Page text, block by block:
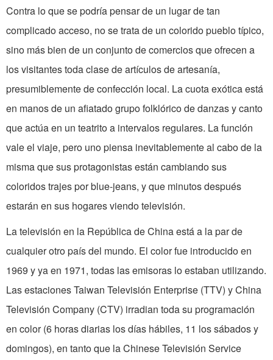
Contra lo que se podría pensar de un lugar de tan
complicado acceso, no se trata de un colorido pueblo típico,
sino más bien de un conjunto de comercios que ofrecen a
los visitantes toda clase de artículos de artesanía,
presumiblemente de confección local. La cuota exótica está
en manos de un afiatado grupo folklórico de danzas y canto
que actúa en un teatrito a intervalos regulares. La función
vale el viaje, pero uno piensa inevitablemente al cabo de la
misma que sus protagonistas están cambiando sus
coloridos trajes por blue-jeans, y que minutos después
estarán en sus hogares viendo televisión.
La televisión en la República de China está a la par de
cualquier otro país del mundo. El color fue introducido en
1969 y ya en 1971, todas las emisoras lo estaban utilizando.
Las estaciones Taiwan Televisión Enterprise (TTV) y China
Televisión Company (CTV) irradian toda su programación
en color (6 horas diarias los días hábiles, 11 los sábados y
domingos), en tanto que la Chinese Televisión Service